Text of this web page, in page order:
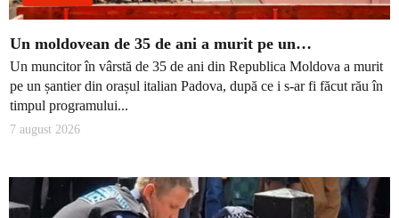
Un moldovean de 35 de ani a murit pe un…
Un muncitor în vârstă de 35 de ani din Republica Moldova a murit
pe un șantier din orașul italian Padova, după ce i s-ar fi făcut rău în
timpul programului...
7 august 2026